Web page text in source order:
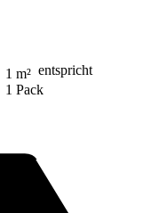
1 m² entspricht
1 Pack